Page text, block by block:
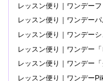
レッスン便り｜ワンデー
レッスン便り｜ワンデー
レッスン便り｜ワンデー
レッスン便り｜ワンデー
レッスン便り｜ワンデー「
レッスン便り｜ワンデー